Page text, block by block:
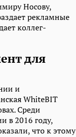
Носову,
рекламные
коллег-
для
и
WhiteBIT
Среди
в 2016 году,
что к этому